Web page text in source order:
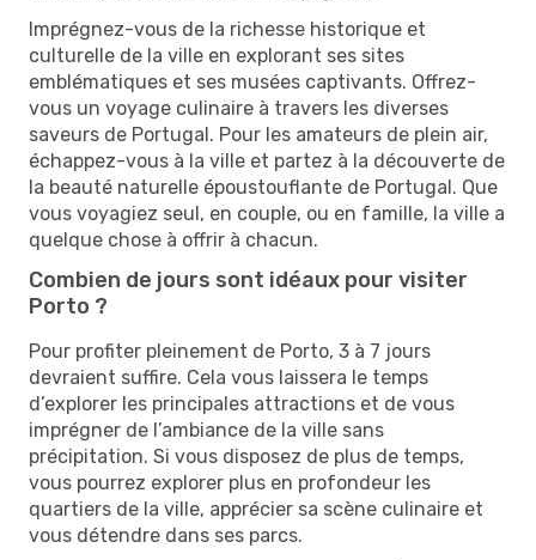
Imprégnez-vous de la richesse historique et
culturelle de la ville en explorant ses sites
emblématiques et ses musées captivants. Offrez-
vous un voyage culinaire à travers les diverses
saveurs de Portugal. Pour les amateurs de plein air,
échappez-vous à la ville et partez à la découverte de
la beauté naturelle époustouflante de Portugal. Que
vous voyagiez seul, en couple, ou en famille, la ville a
quelque chose à offrir à chacun.
Combien de jours sont idéaux pour visiter
Porto ?
Pour profiter pleinement de Porto, 3 à 7 jours
devraient suffire. Cela vous laissera le temps
d’explorer les principales attractions et de vous
imprégner de l’ambiance de la ville sans
précipitation. Si vous disposez de plus de temps,
vous pourrez explorer plus en profondeur les
quartiers de la ville, apprécier sa scène culinaire et
vous détendre dans ses parcs.